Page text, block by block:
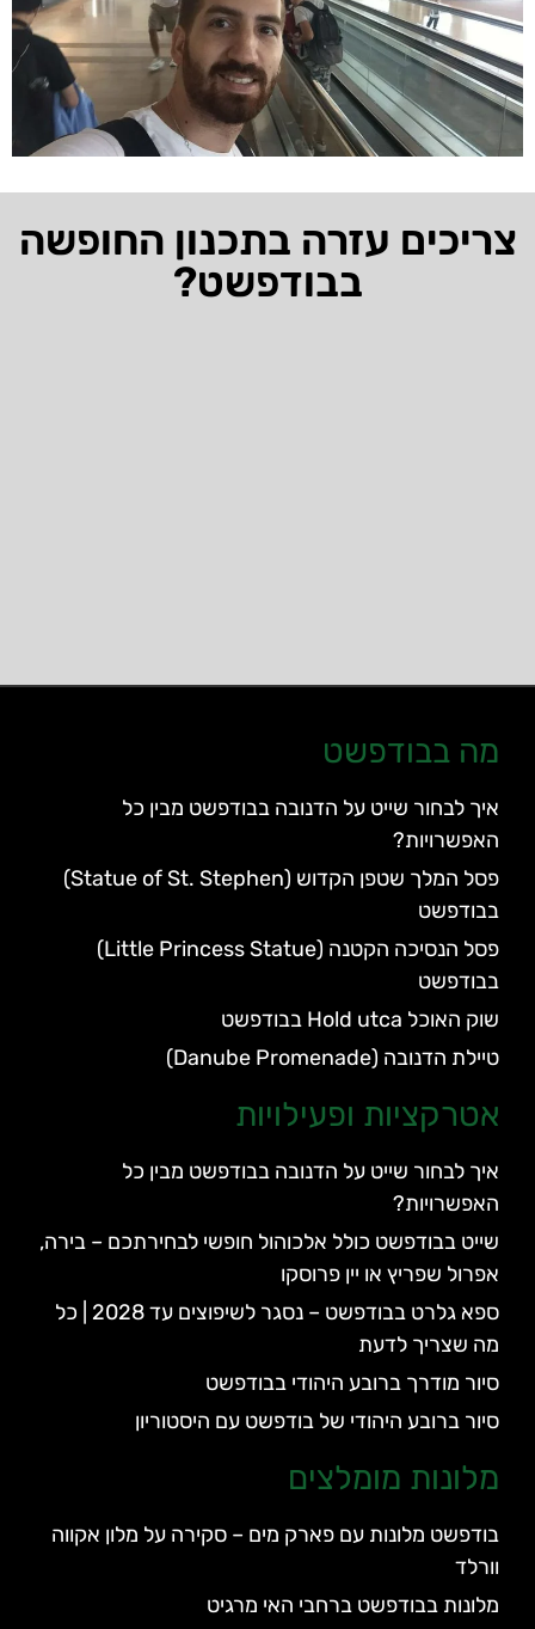
צריכים עזרה בתכנון החופשה
בבודפשט?
מה בבודפשט
איך לבחור שייט על הדנובה בבודפשט מבין כל
האפשרויות?
פסל המלך שטפן הקדוש (Statue of St. Stephen)
בבודפשט
פסל הנסיכה הקטנה (Little Princess Statue)
בבודפשט
שוק האוכל Hold utca בבודפשט
טיילת הדנובה (Danube Promenade)
אטרקציות ופעילויות
איך לבחור שייט על הדנובה בבודפשט מבין כל
האפשרויות?
שייט בבודפשט כולל אלכוהול חופשי לבחירתכם – בירה,
אפרול שפריץ או יין פרוסקו
ספא גלרט בבודפשט – נסגר לשיפוצים עד 2028 | כל
מה שצריך לדעת
סיור מודרך ברובע היהודי בבודפשט
סיור ברובע היהודי של בודפשט עם היסטוריון
מלונות מומלצים
בודפשט מלונות עם פארק מים – סקירה על מלון אקווה
וורלד
מלונות בבודפשט ברחבי האי מרגיט